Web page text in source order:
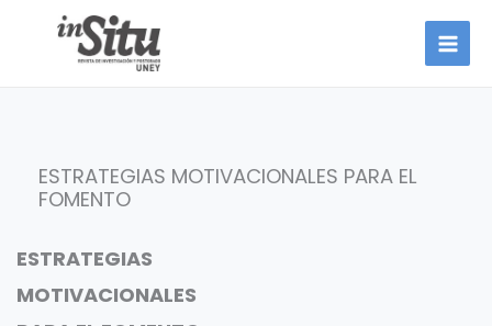
ESTRATEGIAS MOTIVACIONALES PARA EL
FOMENTO
ESTRATEGIAS
MOTIVACIONALES